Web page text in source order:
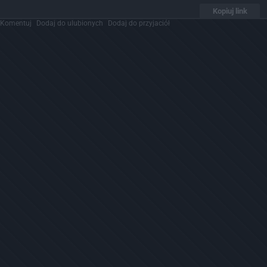
Kopiuj link
Komentuj Dodaj do ulubionych Dodaj do przyjaciół